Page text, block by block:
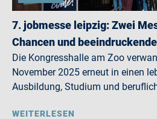
7. jobmesse leipzig: Zwei
Chancen und
Die Kongresshalle am Zoo
November 2025 erneut in einen
Ausbildung, Studium und
WEITERLESEN